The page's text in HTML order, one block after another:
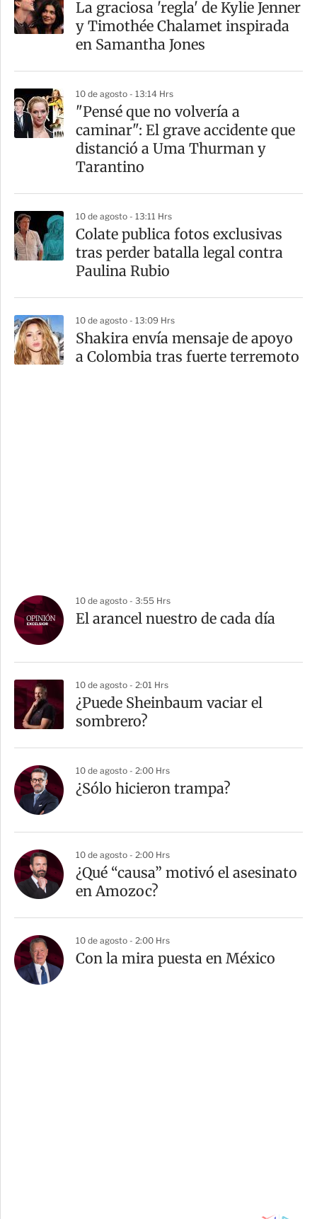
La graciosa 'regla' de Kylie Jenner
y Timothée Chalamet inspirada
en Samantha Jones
10 de agosto - 13:14 Hrs
"Pensé que no volvería a
caminar": El grave accidente que
distanció a Uma Thurman y
Tarantino
10 de agosto - 13:11 Hrs
Colate publica fotos exclusivas
tras perder batalla legal contra
Paulina Rubio
10 de agosto - 13:09 Hrs
Shakira envía mensaje de apoyo
a Colombia tras fuerte terremoto
10 de agosto - 3:55 Hrs
El arancel nuestro de cada día
10 de agosto - 2:01 Hrs
¿Puede Sheinbaum vaciar el
sombrero?
10 de agosto - 2:00 Hrs
¿Sólo hicieron trampa?
10 de agosto - 2:00 Hrs
¿Qué “causa” motivó el asesinato
en Amozoc?
10 de agosto - 2:00 Hrs
Con la mira puesta en México